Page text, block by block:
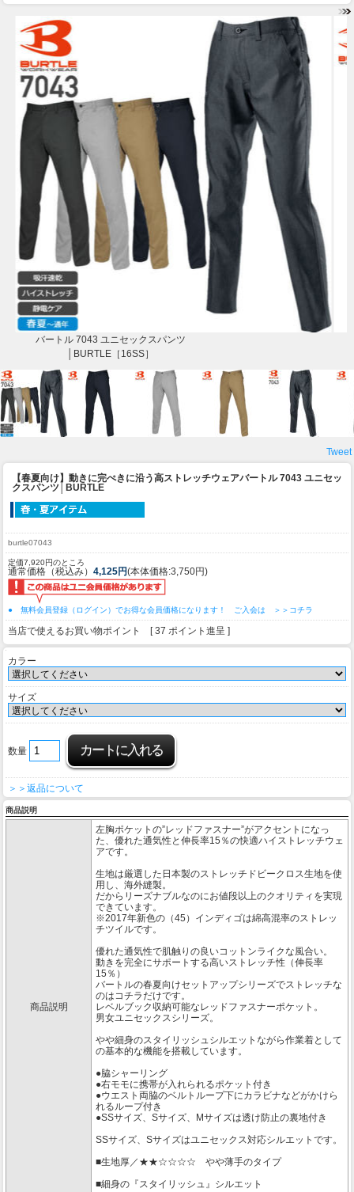
バートル 7043 ユニセックスパンツ
│BURTLE［16SS］
Tweet
【春夏向け】動きに完ぺきに沿う高ストレッチウェアバートル 7043 ユニセッ
クスパンツ│BURTLE
burtle07043
定価7,920円のところ
通常価格（税込み） 4,125円(本体価格:3,750円)
● 無料会員登録（ログイン）でお得な会員価格になります！ ご入会は ＞＞コチラ
当店で使えるお買い物ポイント [ 37 ポイント進呈 ]
カラー
サイズ
数量
＞＞返品について
商品説明
商品説明
左胸ポケットの”レッドファスナー”がアクセントになっ
た、優れた通気性と伸長率15％の快適ハイストレッチウェ
アです。
生地は厳選した日本製のストレッチドビークロス生地を使
用し、海外縫製。
だからリーズナブルなのにお値段以上のクオリティを実現
できています。
※2017年新色の（45）インディゴは綿高混率のストレッ
チツイルです。
優れた通気性で肌触りの良いコットンライクな風合い。
動きを完全にサポートする高いストレッチ性（伸長率
15％）
バートルの春夏向けセットアップシリーズでストレッチな
のはコチラだけです。
レベルブック収納可能なレッドファスナーポケット。
男女ユニセックスシリーズ。
やや細身のスタイリッシュシルエットながら作業着として
の基本的な機能を搭載しています。
●脇シャーリング
●右モモに携帯が入れられるポケット付き
●ウエスト両脇のベルトループ下にカラビナなどがかけら
れるループ付き
●SSサイズ、Sサイズ、Mサイズは透け防止の裏地付き
SSサイズ、Sサイズはユニセックス対応シルエットです。
■生地厚／★★☆☆☆☆ やや薄手のタイプ
■細身の『スタイリッシュ』シルエット